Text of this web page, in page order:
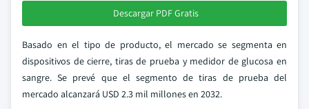
Descargar PDF Gratis
Basado en el tipo de producto, el mercado se segmenta en
dispositivos de cierre, tiras de prueba y medidor de glucosa en
sangre. Se prevé que el segmento de tiras de prueba del
mercado alcanzará USD 2.3 mil millones en 2032.